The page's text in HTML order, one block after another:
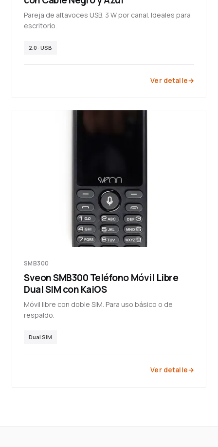
Pareja de altavoces USB. 3 W por canal. Ideales para
escritorio.
2.0 · USB
Ver detalle
SMB300
Sveon SMB300 Teléfono Móvil Libre
Dual SIM con KaiOS
Móvil libre con doble SIM. Para uso básico o de
respaldo.
Dual SIM
Ver detalle